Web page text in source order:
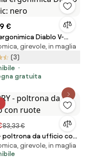
€
Diablo V-
girevole, in maglia
(3)
gratuita
83,33 €
- poltrona da ufficio con
girevole, in maglia